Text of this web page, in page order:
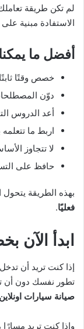
لم تكن طريقة
الاستفادة مبنية
أفضل ما
خصص وقتًا
دوّن
أعد الدروس
اربط ما تتعلمه
لا تتجاوز
حافظ على
بهذه الطريقة
فعليًا.
ابدأ الآن
إذا كنت تريد أن
تطور نفسك دون أن
صيانة سيارات اونلاين
وإذا كنت تريد